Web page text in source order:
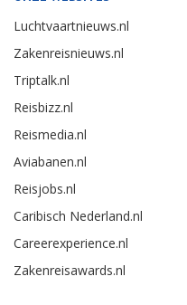
Luchtvaartnieuws.nl
Zakenreisnieuws.nl
Triptalk.nl
Reisbizz.nl
Reismedia.nl
Aviabanen.nl
Reisjobs.nl
Caribisch Nederland.nl
Careerexperience.nl
Zakenreisawards.nl